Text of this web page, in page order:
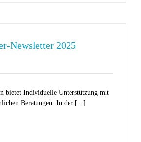
Newsletter 2025
bietet Individuelle Unterstützung mit
Beratungen: In der [...]